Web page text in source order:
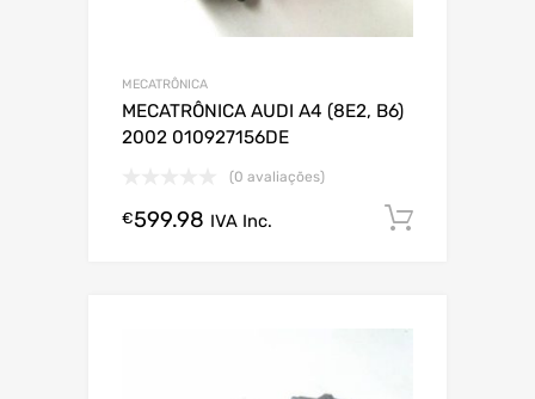
MECATRÔNICA
MECATRÔNICA AUDI A4 (8E2, B6)
2002 010927156DE
(0 avaliações)
€599.98 IVA Inc.